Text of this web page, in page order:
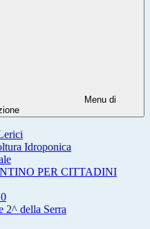
Menu di
Idroponica
PER CITTADINI
2^ della Serra